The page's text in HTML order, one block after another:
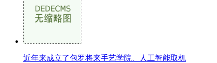
近年来成立了包罗将来手艺学院、人工智能取机